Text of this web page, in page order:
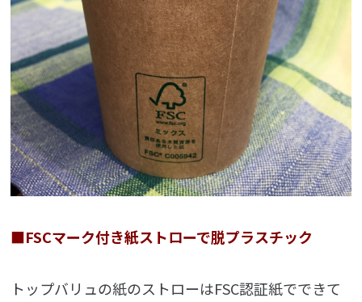
■FSCマーク付き紙ストローで脱プラスチック
トップバリュの紙のストローはFSC認証紙でできて